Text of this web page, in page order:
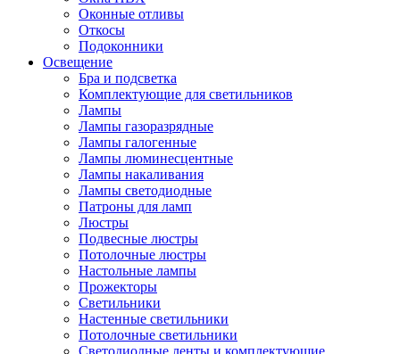
Оконные отливы
Откосы
Подоконники
Освещение
Бра и подсветка
Комплектующие для светильников
Лампы
Лампы газоразрядные
Лампы галогенные
Лампы люминесцентные
Лампы накаливания
Лампы светодиодные
Патроны для ламп
Люстры
Подвесные люстры
Потолочные люстры
Настольные лампы
Прожекторы
Светильники
Настенные светильники
Потолочные светильники
Светодиодные ленты и комплектующие